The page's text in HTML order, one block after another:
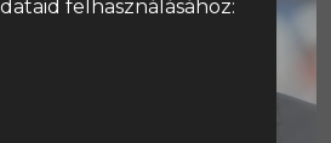
felhasználásához: